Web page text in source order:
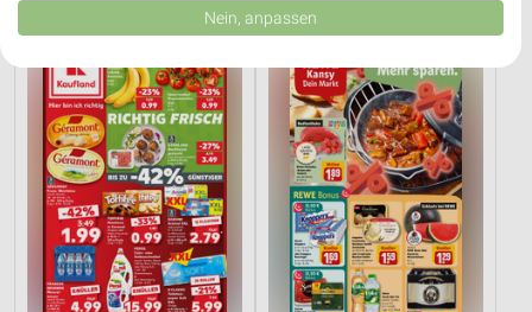
REWE
Daten können außerhalb der Europäischen Union weitergegeben und in die
USA gesendet werden.
Website/App.
Partnerliste anzeigen (1 IAB-Anbieter)
Wir nutzen Ihre Daten für folgende Zwecke:
IAB-Verarbeitungszwecke:
Speichern von oder Zugriff auf Informationen
auf einem Endgerät
Verwendung reduzierter Daten zur Auswahl von
Werbeanzeigen
Nein, anpassen